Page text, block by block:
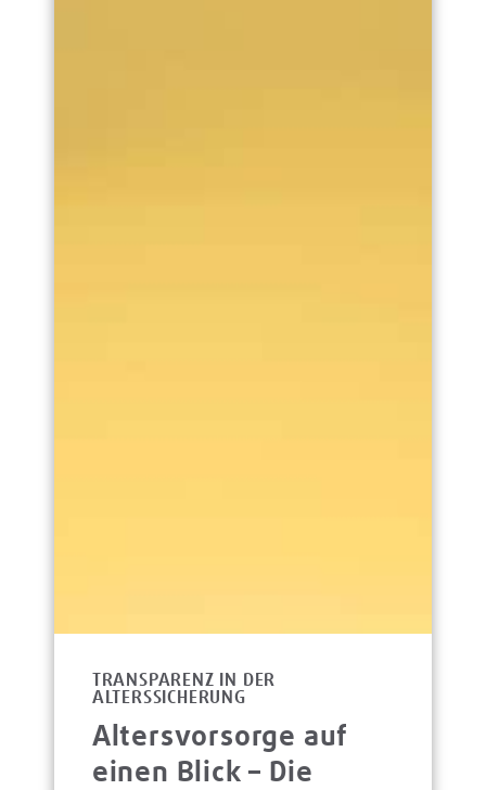
TRANSPARENZ IN DER
ALTERSSICHERUNG
Altersvorsorge auf
einen Blick – Die